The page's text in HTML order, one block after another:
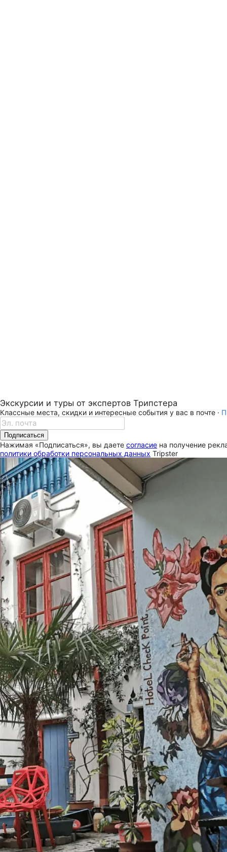
Экскурсии и туры от экспертов Трипстера
Классные места, скидки и интересные события у вас в почте ·
Подписаться
Нажимая «Подписаться», вы даете согласие на получение
политики обработки персональных данных Tripster